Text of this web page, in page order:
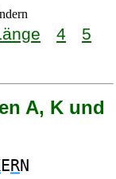
4
5
A, K und
ERN